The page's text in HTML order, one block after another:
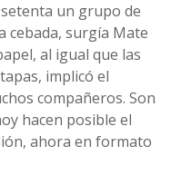
un grupo de
cebada, surgía Mate
al igual que las
implicó el
compañeros. Son
hacen posible el
ahora en formato